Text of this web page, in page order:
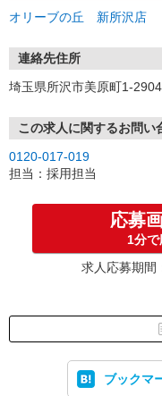
オリーブの丘 新所沢店
連絡先住所
埼玉県所沢市美原町1-2904
この求人に関するお問い
0120-017-019
担当：採用担当
応募
1分
求人応募期間
ブックマ